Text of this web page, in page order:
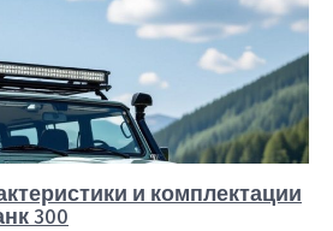
и комплектации
300